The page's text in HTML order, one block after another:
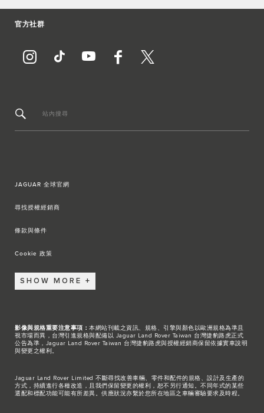
官方社群
站內搜尋
JAGUAR 全球官網
尋找授權經銷商
條款與條件
Cookie 政策
SHOW MORE
影像與規格重要注意事項： 本網站刊載之資訊、規格、引擎與顏色以歐洲規格為準且
視市場而異，台灣引進規格與配備以 Jaguar Land Rover Taiwan 台灣捷豹路虎正式
公告為準，Jaguar Land Rover Taiwan 台灣捷豹路虎與授權經銷商保留依據實車說明
與變更之權利。
Jaguar Land Rover Limited 不斷尋找改善車輛、零件和配件的規格、設計及生產的
方式，持續進行各種改造，且我們保留變更的權利，恕不另行通知。不同年式的某些
選配和標配功能可能有所差異。供應狀況亦繫於您所在地區之車輛審驗要求及時程。